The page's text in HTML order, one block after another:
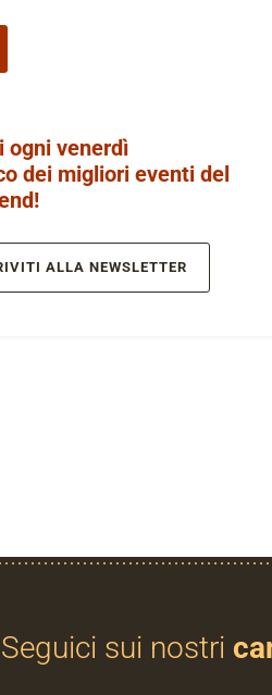
ogni venerdì
dei migliori eventi del
ALLA NEWSLETTER
Seguici sui nostri